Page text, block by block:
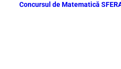
Concursul de Matematică